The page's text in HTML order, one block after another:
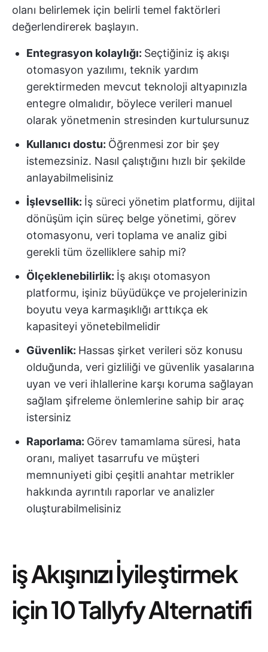
olanı belirlemek için belirli temel faktörleri
değerlendirerek başlayın.
Entegrasyon kolaylığı: Seçtiğiniz iş akışı
otomasyon yazılımı, teknik yardım
gerektirmeden mevcut teknoloji altyapınızla
entegre olmalıdır, böylece verileri manuel
olarak yönetmenin stresinden kurtulursunuz
Kullanıcı dostu: Öğrenmesi zor bir şey
istemezsiniz. Nasıl çalıştığını hızlı bir şekilde
anlayabilmelisiniz
İşlevsellik: İş süreci yönetim platformu, dijital
dönüşüm için süreç belge yönetimi, görev
otomasyonu, veri toplama ve analiz gibi
gerekli tüm özelliklere sahip mi?
Ölçeklenebilirlik: İş akışı otomasyon
platformu, işiniz büyüdükçe ve projelerinizin
boyutu veya karmaşıklığı arttıkça ek
kapasiteyi yönetebilmelidir
Güvenlik: Hassas şirket verileri söz konusu
olduğunda, veri gizliliği ve güvenlik yasalarına
uyan ve veri ihlallerine karşı koruma sağlayan
sağlam şifreleme önlemlerine sahip bir araç
istersiniz
Raporlama: Görev tamamlama süresi, hata
oranı, maliyet tasarrufu ve müşteri
memnuniyeti gibi çeşitli anahtar metrikler
hakkında ayrıntılı raporlar ve analizler
oluşturabilmelisiniz
i̇ş Akışınızı İyileştirmek
için 10 Tallyfy Alternatifi